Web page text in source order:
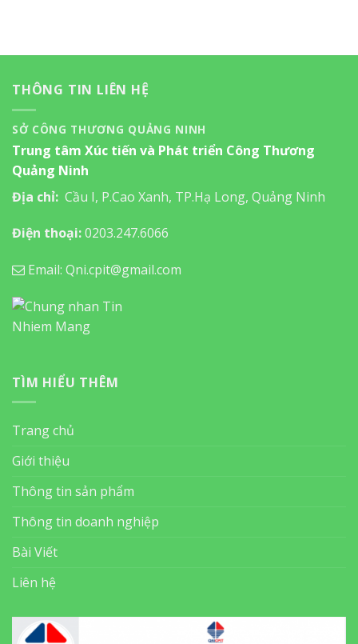
THÔNG TIN LIÊN HỆ
SỞ CÔNG THƯƠNG QUẢNG NINH
Trung tâm Xúc tiến và Phát triển Công Thương
Quảng Ninh
Địa chỉ: Cầu I, P.Cao Xanh, TP.Hạ Long, Quảng Ninh
Điện thoại:0203.247.6066
Email: Qni.cpit@gmail.com
TÌM HIỂU THÊM
Trang chủ
Giới thiệu
Thông tin sản phẩm
Thông tin doanh nghiệp
Bài Viết
Liên hệ